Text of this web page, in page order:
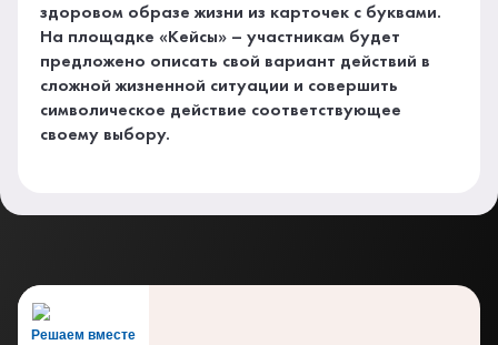
здоровом образе жизни из карточек с буквами.
На площадке «Кейсы» – участникам будет
предложено описать свой вариант действий в
сложной жизненной ситуации и совершить
символическое действие соответствующее
своему выбору.
Решаем вместе